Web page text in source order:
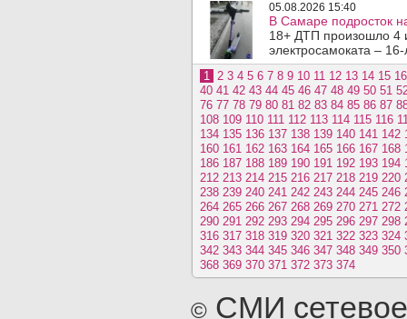
05.08.2026 15:40
В Самаре подросток
18+ ДТП произошло
электросамоката –
1 2 3 4 5 6 7 8 9 10 11 12 13 14 15 16
40 41 42 43 44 45 46 47 48 49 50 51
76 77 78 79 80 81 82 83 84 85 86 87
108 109 110 111 112 113 114 115 116
134 135 136 137 138 139 140 141 142
160 161 162 163 164 165 166 167 168
186 187 188 189 190 191 192 193 194
212 213 214 215 216 217 218 219 220
238 239 240 241 242 243 244 245 246
264 265 266 267 268 269 270 271 272
290 291 292 293 294 295 296 297 298
316 317 318 319 320 321 322 323 324
342 343 344 345 346 347 348 349 350
368 369 370 371 372 373 374
© СМИ